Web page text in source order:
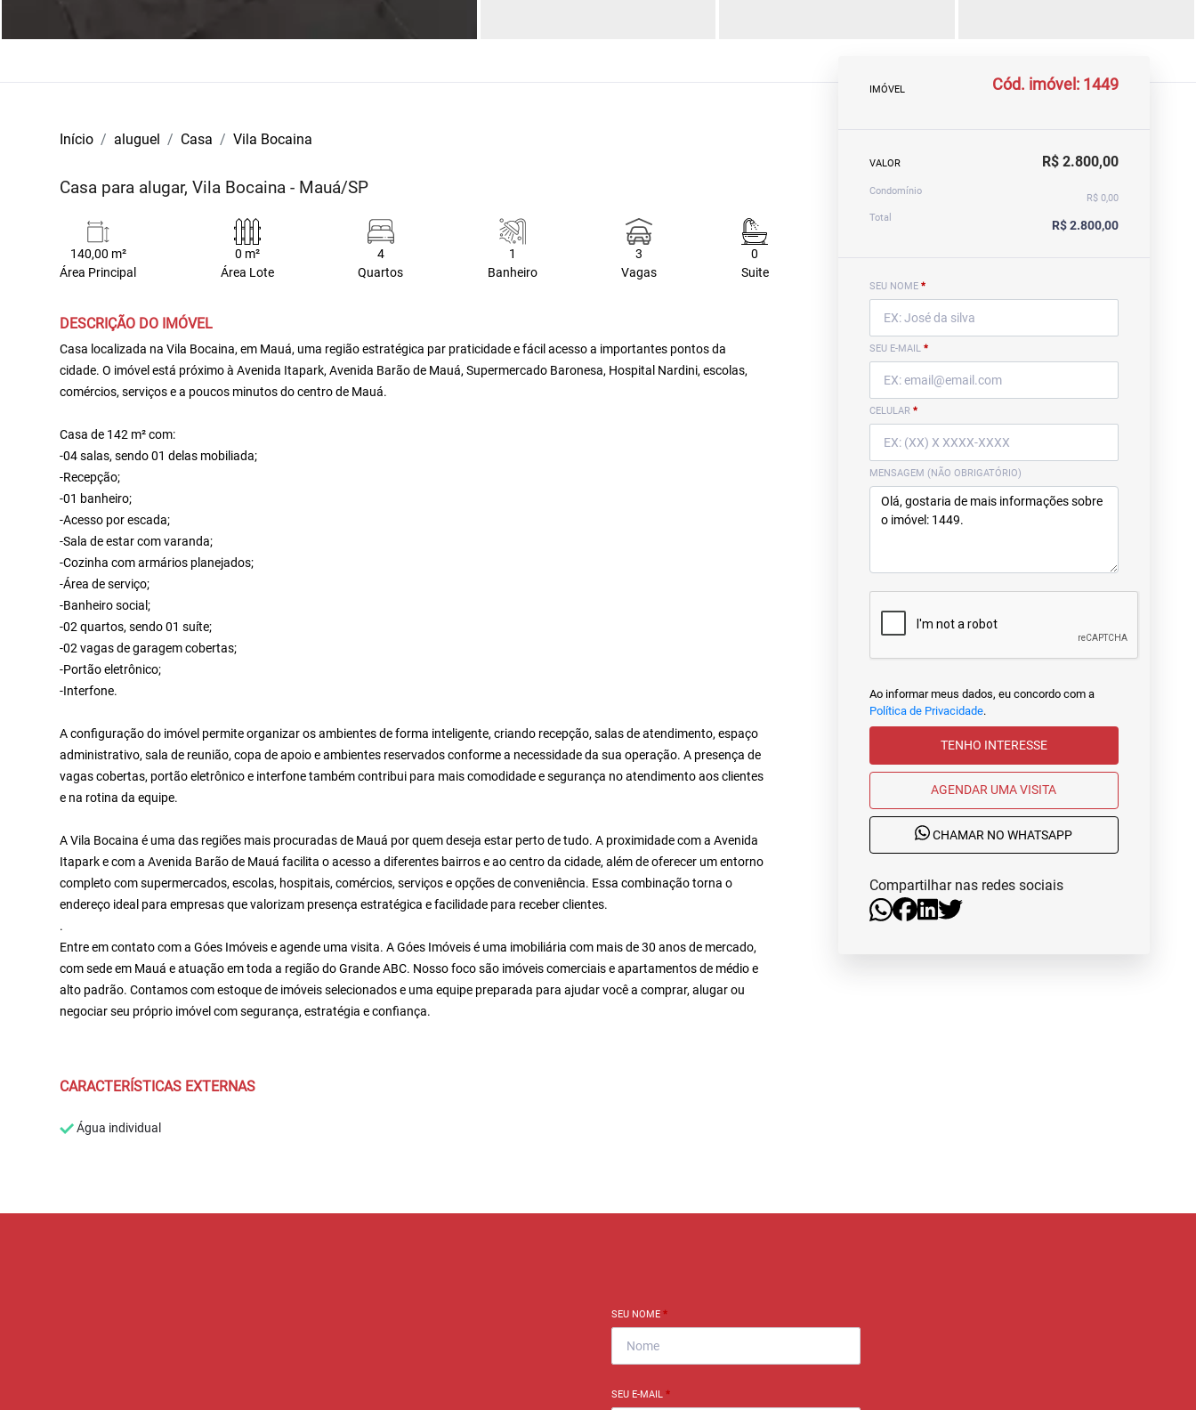
Início aluguel Casa Vila Bocaina
Casa para alugar, Vila Bocaina - Mauá/SP
140,00 m²
Área Principal
0 m²
Área Lote
4
Quartos
1
Banheiro
3
Vagas
0
Suite
DESCRIÇÃO DO IMÓVEL
Casa localizada na Vila Bocaina, em Mauá, uma região estratégica par praticidade e fácil acesso a importantes pontos da
cidade. O imóvel está próximo à Avenida Itapark, Avenida Barão de Mauá, Supermercado Baronesa, Hospital Nardini, escolas,
comércios, serviços e a poucos minutos do centro de Mauá.
Casa de 142 m² com:
-04 salas, sendo 01 delas mobiliada;
-Recepção;
-01 banheiro;
-Acesso por escada;
-Sala de estar com varanda;
-Cozinha com armários planejados;
-Área de serviço;
-Banheiro social;
-02 quartos, sendo 01 suíte;
-02 vagas de garagem cobertas;
-Portão eletrônico;
-Interfone.
A configuração do imóvel permite organizar os ambientes de forma inteligente, criando recepção, salas de atendimento, espaço
administrativo, sala de reunião, copa de apoio e ambientes reservados conforme a necessidade da sua operação. A presença de
vagas cobertas, portão eletrônico e interfone também contribui para mais comodidade e segurança no atendimento aos clientes
e na rotina da equipe.
A Vila Bocaina é uma das regiões mais procuradas de Mauá por quem deseja estar perto de tudo. A proximidade com a Avenida
Itapark e com a Avenida Barão de Mauá facilita o acesso a diferentes bairros e ao centro da cidade, além de oferecer um entorno
completo com supermercados, escolas, hospitais, comércios, serviços e opções de conveniência. Essa combinação torna o
endereço ideal para empresas que valorizam presença estratégica e facilidade para receber clientes.
.
Entre em contato com a Góes Imóveis e agende uma visita. A Góes Imóveis é uma imobiliária com mais de 30 anos de mercado,
com sede em Mauá e atuação em toda a região do Grande ABC. Nosso foco são imóveis comerciais e apartamentos de médio e
alto padrão. Contamos com estoque de imóveis selecionados e uma equipe preparada para ajudar você a comprar, alugar ou
negociar seu próprio imóvel com segurança, estratégia e confiança.
CARACTERÍSTICAS EXTERNAS
Água individual
IMÓVEL Cód. imóvel: 1449
VALOR R$ 2.800,00
Condomínio
R$ 0,00
Total
R$ 2.800,00
SEU NOME *
SEU E-MAIL *
CELULAR *
MENSAGEM (NÃO OBRIGATÓRIO)
Ao informar meus dados, eu concordo com a
Política de Privacidade.
TENHO INTERESSE
AGENDAR UMA VISITA
CHAMAR NO WHATSAPP
Compartilhar nas redes sociais
SEU NOME *
SEU E-MAIL *